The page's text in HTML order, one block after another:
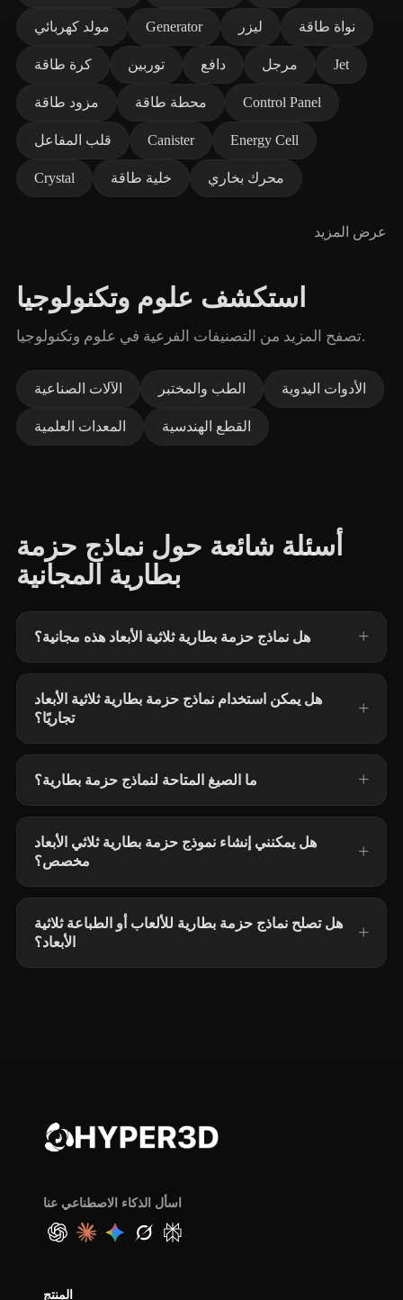
مولد كهربائي Generator ليزر نواة طاقة
كرة طاقة توربين دافع مرجل Jet
مزود طاقة محطة طاقة Control Panel
قلب المفاعل Canister Energy Cell
Crystal خلية طاقة محرك بخاري
عرض المزيد
استكشف علوم وتكنولوجيا
تصفح المزيد من التصنيفات الفرعية في علوم وتكنولوجيا.
الآلات الصناعية الطب والمختبر الأدوات اليدوية
المعدات العلمية القطع الهندسية
أسئلة شائعة حول نماذج حزمة
بطارية المجانية
هل نماذج حزمة بطارية ثلاثية الأبعاد هذه مجانية؟
هل يمكن استخدام نماذج حزمة بطارية ثلاثية الأبعاد
تجاريًا؟
ما الصيغ المتاحة لنماذج حزمة بطارية؟
هل يمكنني إنشاء نموذج حزمة بطارية ثلاثي الأبعاد
مخصص؟
هل تصلح نماذج حزمة بطارية للألعاب أو الطباعة ثلاثية
الأبعاد؟
اسأل الذكاء الاصطناعي عنا
المنتج